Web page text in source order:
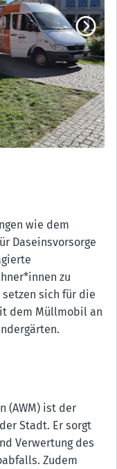
wie dem
Daseinsvorsorge
zu
sich für die
dem Müllmobil an
(AWM) ist der
Stadt. Er sorgt
Verwertung des
Zudem